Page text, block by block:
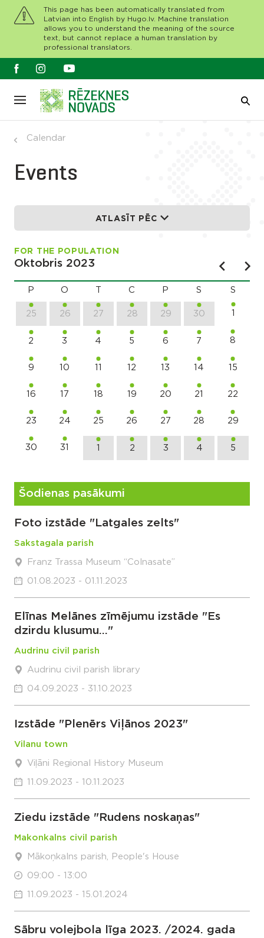
This page has been automatically translated from
Latvian into English by Hugo.lv. Machine translation
allows you to understand the meaning of the source
text, but cannot replace a human translation by
professional translators.
Calendar
Events
ATLASĪT PĒC
FOR THE POPULATION
Oktobris 2023
P O C P S S
25 26 27 28 29 30 1
2 3 4 5 6 7 8
9 10 11 12 13 14 15
16 17 18 19 20 21 22
23 24 25 26 27 28 29
30 31 1 2 3 4 5
Šodienas pasākumi
Foto izstāde "Latgales zelts"
Sakstagala parish
Franz Trassa Museum “Colnasate”
01.08.2023 - 01.11.2023
Elīnas Melānes zīmējumu izstāde "Es
dzirdu klusumu..."
Audrinu civil parish
Audrinu civil parish library
04.09.2023 - 31.10.2023
Izstāde "Plenērs Viļānos 2023"
Vilanu town
Viļāni Regional History Museum
11.09.2023 - 10.11.2023
Ziedu izstāde "Rudens noskaņas"
Makonkalns civil parish
Mākoņkalns parish, People's House
09:00 - 13:00
11.09.2023 - 15.01.2024
Sābru volejbola līga 2023. /2024. gada